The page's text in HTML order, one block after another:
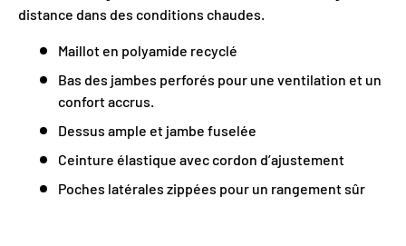
distance dans des conditions chaudes.
Maillot en polyamide recyclé
Bas des jambes perforés pour une ventilation et un
confort accrus.
Dessus ample et jambe fuselée
Ceinture élastique avec cordon d’ajustement
Poches latérales zippées pour un rangement sûr